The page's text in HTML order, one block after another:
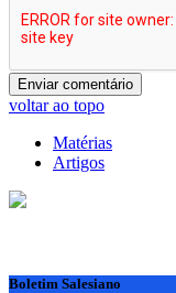
voltar ao topo
Matérias
Artigos
Boletim Salesiano